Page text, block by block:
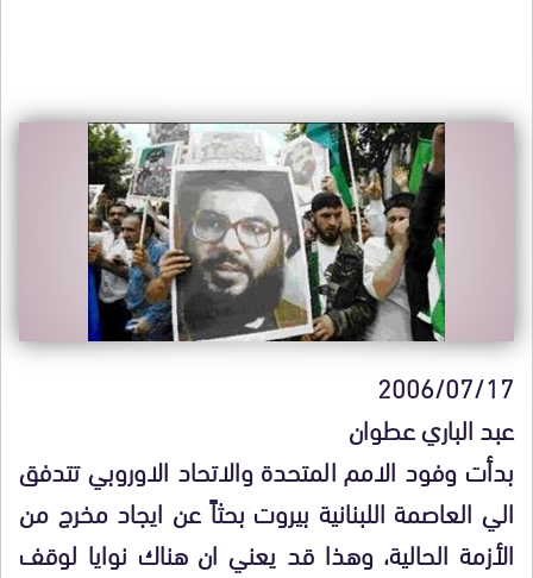
2006/07/17
عبد الباري عطوان
بدأت وفود الامم المتحدة والاتحاد الاوروبي تتدفق
الي العاصمة اللبنانية بيروت بحثاً عن ايجاد مخرج من
الأزمة الحالية، وهذا قد يعني ان هناك نوايا لوقف